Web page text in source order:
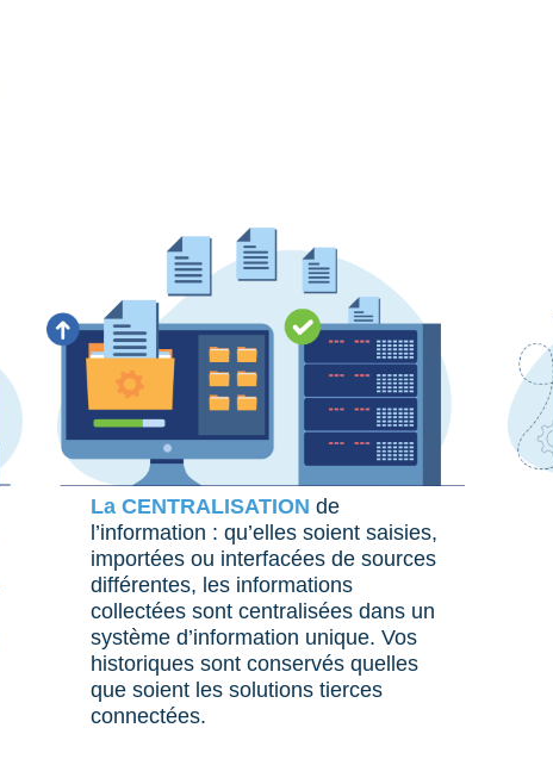
La CENTRALISATION de
l’information : qu’elles soient saisies,
importées ou interfacées de sources
différentes, les informations
collectées sont centralisées dans un
système d’information unique. Vos
historiques sont conservés quelles
que soient les solutions tierces
connectées.